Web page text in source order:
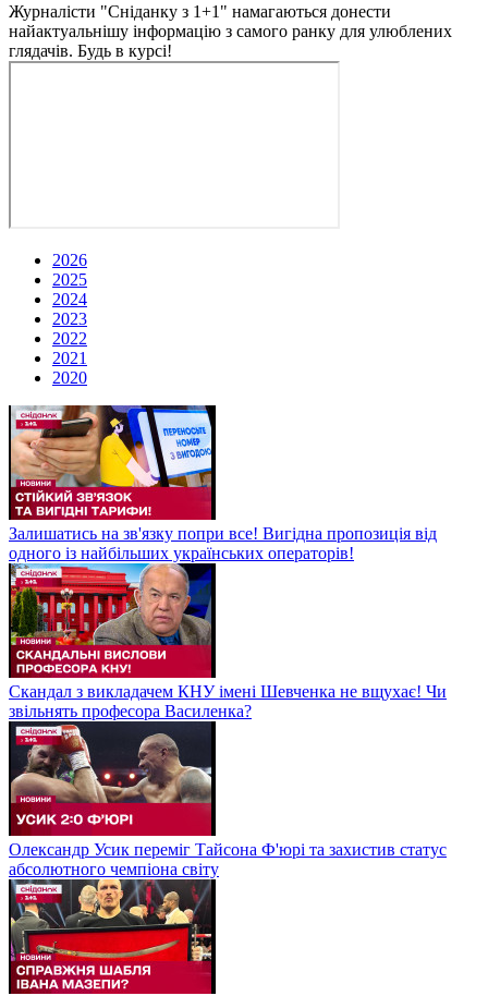
Журналісти "Сніданку з 1+1" намагаються донести
найактуальнішу інформацію з самого ранку для улюблених
глядачів. Будь в курсі!
2026
2025
2024
2023
2022
2021
2020
Залишатись на зв'язку попри все! Вигідна пропозиція від
одного із найбільших українських операторів!
Скандал з викладачем КНУ імені Шевченка не вщухає! Чи
звільнять професора Василенка?
Олександр Усик переміг Тайсона Ф'юрі та захистив статус
абсолютного чемпіона світу